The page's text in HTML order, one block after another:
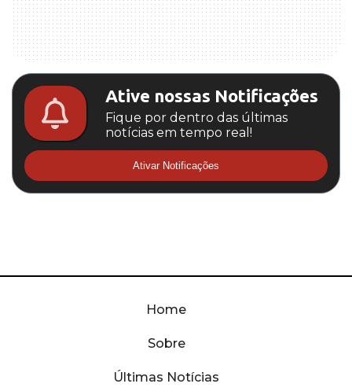
Ative nossas Notificações
Fique por dentro das últimas
notícias em tempo real!
Ativar Notificações
Home
Sobre
Últimas Notícias